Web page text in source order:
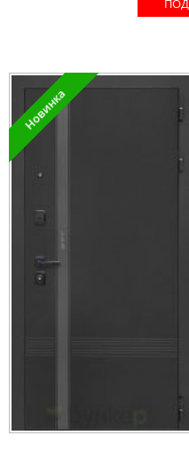
Новинка